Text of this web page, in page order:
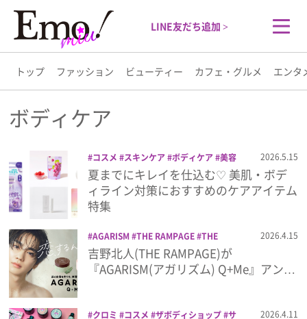
LINE友だち追加 >
トップ ファッション ビューティー カフェ・グルメ エンタ
トップ
ファッション
ビューティー
カフェ・グルメ
エンタメ
ライフスタイル
ボディケア
コスメ スキンケア ボディケア 美容 2026.5.15
夏までにキレイを仕込む♡ 美肌・ボデ
ィライン対策におすすめのケアアイテム
特集
AGARISM THE RAMPAGE THE
RAMPAGE from EXILE TRIBE アガリズ
ム コスメ ボディケア 吉野北人 美容
2026.4.15
吉野北人(THE RAMPAGE)が
『AGARISM(アガリズム) Q+Me』アン…
クロミ コスメ ザボディショップ サ
2026.4.11